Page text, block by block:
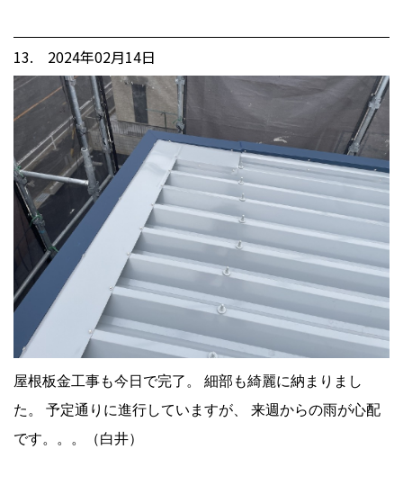
13. 2024年02月14日
屋根板金工事も今日で完了。 細部も綺麗に納まりまし
た。 予定通りに進行していますが、 来週からの雨が心配
です。。。（白井）